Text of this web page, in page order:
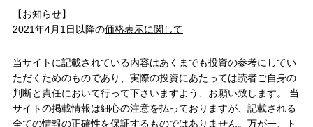
【お知らせ】
2021年4月1日以降の価格表示に関して
当サイトに記載されている内容はあくまでも投資の参考にしてい
ただくためのものであり、実際の投資にあたっては読者ご自身の
判断と責任において行って下さいますよう、お願い致します。 当
サイトの掲載情報は細心の注意を払っておりますが、記載される
全ての情報の正確性を保証するものではありません。万が一、ト